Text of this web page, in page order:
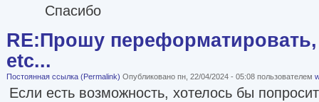
Спасибо
RE:Прошу переформатировать,
etc...
Постоянная ссылка (Permalink) Опубликовано пн, 22/04/2024 - 05:08 пользователем
Если есть возможность, хотелось бы